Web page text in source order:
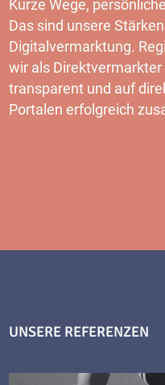
Kurze Wege,
Das sind unsere
Digitalvermarktung.
wir als
transparent und auf
Portalen erfolgreich
UNSERE REFERENZEN